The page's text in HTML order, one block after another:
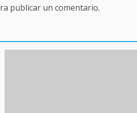
publicar un comentario.